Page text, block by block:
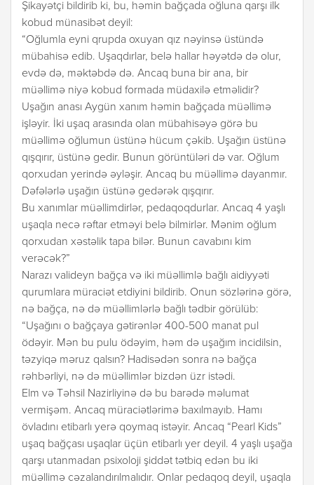
Şikayətçi bildirib ki, bu, həmin bağçada oğluna qarşı ilk
kobud münasibət deyil:
“Oğlumla eyni qrupda oxuyan qız nəyinsə üstündə
mübahisə edib. Uşaqdırlar, belə hallar həyətdə də olur,
evdə də, məktəbdə də. Ancaq buna bir ana, bir
müəllimə niyə kobud formada müdaxilə etməlidir?
Uşağın anası Aygün xanım həmin bağçada müəllimə
işləyir. İki uşaq arasında olan mübahisəyə görə bu
müəllimə oğlumun üstünə hücum çəkib. Uşağın üstünə
qışqırır, üstünə gedir. Bunun görüntüləri də var. Oğlum
qorxudan yerində əyləşir. Ancaq bu müəllimə dayanmır.
Dəfələrlə uşağın üstünə gedərək qışqırır.
Bu xanımlar müəllimdirlər, pedaqoqdurlar. Ancaq 4 yaşlı
uşaqla necə rəftar etməyi belə bilmirlər. Mənim oğlum
qorxudan xəstəlik tapa bilər. Bunun cavabını kim
verəcək?”
Narazı valideyn bağça və iki müəllimlə bağlı aidiyyəti
qurumlara müraciət etdiyini bildirib. Onun sözlərinə görə,
nə bağça, nə də müəllimlərlə bağlı tədbir görülüb:
“Uşağını o bağçaya gətirənlər 400-500 manat pul
ödəyir. Mən bu pulu ödəyim, həm də uşağım incidilsin,
təzyiqə məruz qalsın? Hadisədən sonra nə bağça
rəhbərliyi, nə də müəllimlər bizdən üzr istədi.
Elm və Təhsil Nazirliyinə də bu barədə məlumat
vermişəm. Ancaq müraciətlərimə baxılmayıb. Hamı
övladını etibarlı yerə qoymaq istəyir. Ancaq “Pearl Kids”
uşaq bağçası uşaqlar üçün etibarlı yer deyil. 4 yaşlı uşağa
qarşı utanmadan psixoloji şiddət tətbiq edən bu iki
müəllimə cəzalandırılmalıdır. Onlar pedaqoq deyil, uşaqla